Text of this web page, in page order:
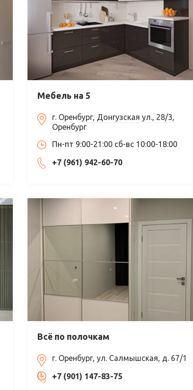
Мебель на 5
г. Оренбург, Донгузская ул., 28/3,
Оренбург
Пн-пт 9:00-21:00 сб-вс 10:00-18:00
+7 (961) 942-60-70
Всё по полочкам
г. Оренбург, ул. Салмышская, д. 67/1
+7 (901) 147-83-75